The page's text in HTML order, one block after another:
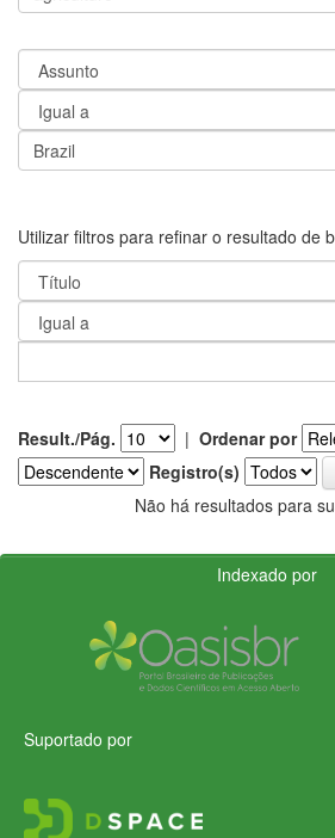
Utilizar filtros para refinar o resultado de
Result./Pág. | Ordenar por
Registro(s)
Não há resultados para
Indexado por
Suportado por